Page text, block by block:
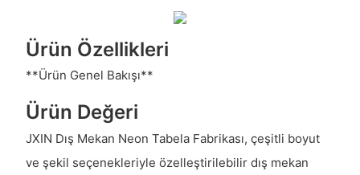
Ürün Özellikleri
**Ürün Genel Bakışı**
Ürün Değeri
JXIN Dış Mekan Neon Tabela Fabrikası, çeşitli boyut
ve şekil seçenekleriyle özelleştirilebilir dış mekan